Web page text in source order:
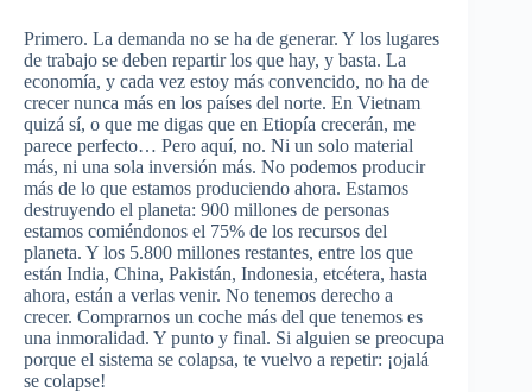
Primero. La demanda no se ha de generar. Y los lugares
de trabajo se deben repartir los que hay, y basta. La
economía, y cada vez estoy más convencido, no ha de
crecer nunca más en los países del norte. En Vietnam
quizá sí, o que me digas que en Etiopía crecerán, me
parece perfecto… Pero aquí, no. Ni un solo material
más, ni una sola inversión más. No podemos producir
más de lo que estamos produciendo ahora. Estamos
destruyendo el planeta: 900 millones de personas
estamos comiéndonos el 75% de los recursos del
planeta. Y los 5.800 millones restantes, entre los que
están India, China, Pakistán, Indonesia, etcétera, hasta
ahora, están a verlas venir. No tenemos derecho a
crecer. Comprarnos un coche más del que tenemos es
una inmoralidad. Y punto y final. Si alguien se preocupa
porque el sistema se colapsa, te vuelvo a repetir: ¡ojalá
se colapse!